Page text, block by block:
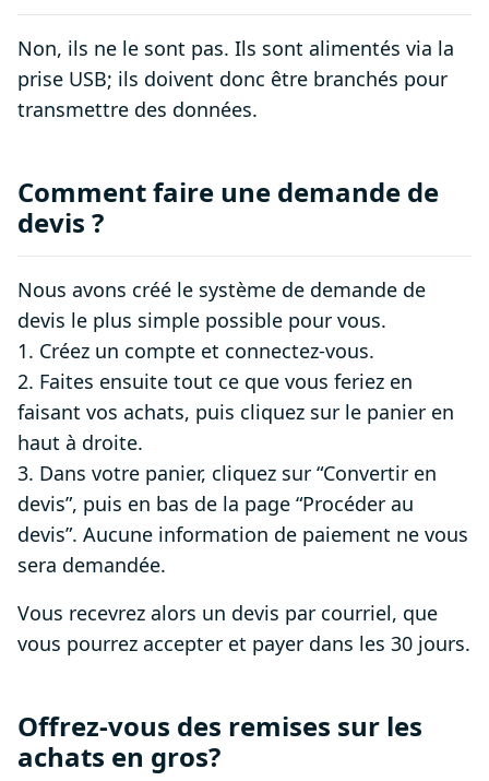
Non, ils ne le sont pas. Ils sont alimentés via la
prise USB; ils doivent donc être branchés pour
transmettre des données.
Comment faire une demande de
devis ?
Nous avons créé le système de demande de
devis le plus simple possible pour vous.
1. Créez un compte et connectez-vous.
2. Faites ensuite tout ce que vous feriez en
faisant vos achats, puis cliquez sur le panier en
haut à droite.
3. Dans votre panier, cliquez sur “Convertir en
devis”, puis en bas de la page “Procéder au
devis”. Aucune information de paiement ne vous
sera demandée.
Vous recevrez alors un devis par courriel, que
vous pourrez accepter et payer dans les 30 jours.
Offrez-vous des remises sur les
achats en gros?